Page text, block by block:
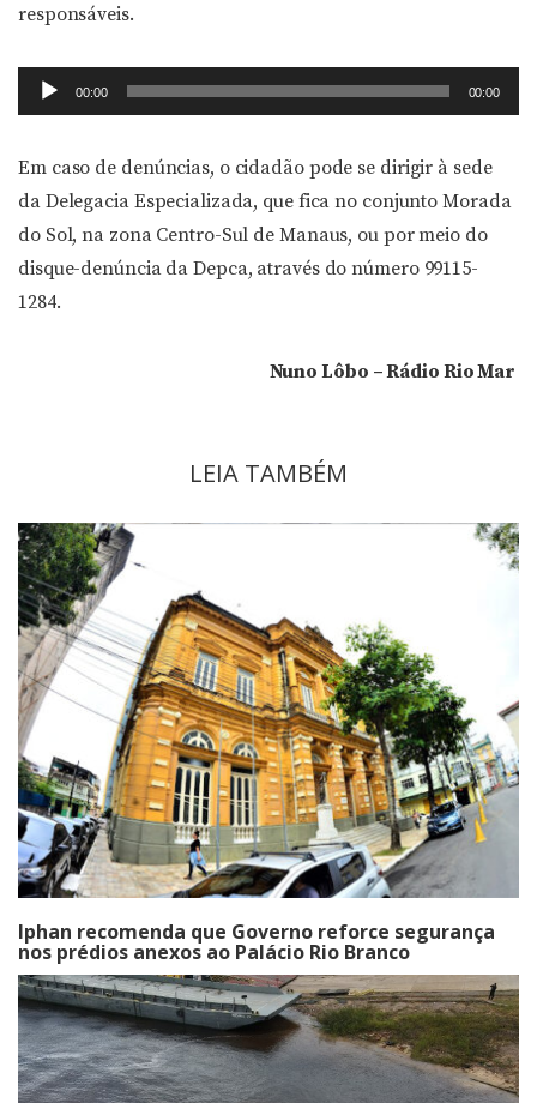
responsáveis.
Tocador
de
00:00 00:00
Em caso de denúncias, o cidadão pode se dirigir à sede
da Delegacia Especializada, que fica no conjunto Morada
do Sol, na zona Centro-Sul de Manaus, ou por meio do
disque-denúncia da Depca, através do número 99115-
1284.
Nuno Lôbo – Rádio Rio Mar
LEIA TAMBÉM
Iphan recomenda que Governo reforce segurança
nos prédios anexos ao Palácio Rio Branco